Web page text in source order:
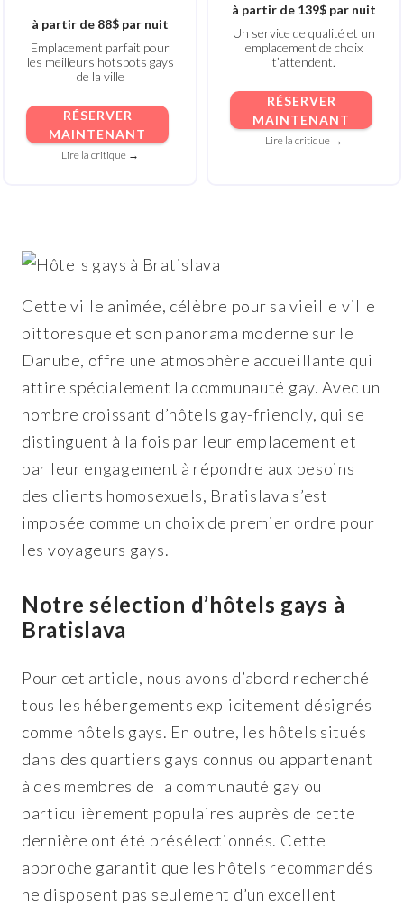
à partir de 88$ par nuit
Emplacement parfait pour
les meilleurs hotspots gays
de la ville
RÉSERVER
MAINTENANT
Lire la critique →
à partir de 139$ par nuit
Un service de qualité et un
emplacement de choix
t’attendent.
RÉSERVER
MAINTENANT
Lire la critique →
Cette ville animée, célèbre pour sa vieille ville
pittoresque et son panorama moderne sur le
Danube, offre une atmosphère accueillante qui
attire spécialement la communauté gay. Avec un
nombre croissant d’hôtels gay-friendly, qui se
distinguent à la fois par leur emplacement et
par leur engagement à répondre aux besoins
des clients homosexuels, Bratislava s’est
imposée comme un choix de premier ordre pour
les voyageurs gays.
Notre sélection d’hôtels gays à
Bratislava
Pour cet article, nous avons d’abord recherché
tous les hébergements explicitement désignés
comme hôtels gays. En outre, les hôtels situés
dans des quartiers gays connus ou appartenant
à des membres de la communauté gay ou
particulièrement populaires auprès de cette
dernière ont été présélectionnés. Cette
approche garantit que les hôtels recommandés
ne disposent pas seulement d’un excellent